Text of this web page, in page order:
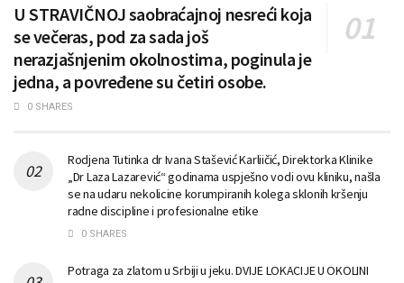
U STRAVIČNOJ saobraćajnoj nesreći koja
se večeras, pod za sada još
nerazjašnjenim okolnostima, poginula je
jedna, a povređene su četiri osobe.
0 SHARES
Rodjena Tutinka dr Ivana Stašević Karliičić, Direktorka Klinike
„Dr Laza Lazarević“ godinama uspješno vodi ovu kliniku, našla
se na udaru nekolicine korumpiranih kolega sklonih kršenju
radne discipline i profesionalne etike
0 SHARES
Potraga za zlatom u Srbiji u jeku. DVIJE LOKACIJE U OKOLINI